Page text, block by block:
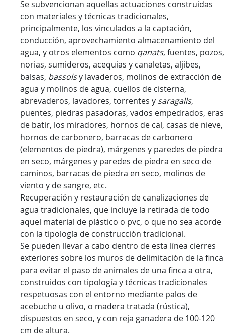
Se subvencionan aquellas actuaciones construidas
con materiales y técnicas tradicionales,
principalmente, los vinculados a la captación,
conducción, aprovechamiento almacenamiento del
agua, y otros elementos como qanats, fuentes, pozos,
norias, sumideros, acequias y canaletas, aljibes,
balsas, bassolsy lavaderos, molinos de extracción de
agua y molinos de agua, cuellos de cisterna,
abrevaderos, lavadores, torrentes y saragalls,
puentes, piedras pasadoras, vados empedrados, eras
de batir, los miradores, hornos de cal, casas de nieve,
hornos de carbonero, barracas de carbonero
(elementos de piedra), márgenes y paredes de piedra
en seco, márgenes y paredes de piedra en seco de
caminos, barracas de piedra en seco, molinos de
viento y de sangre, etc.
Recuperación y restauración de canalizaciones de
agua tradicionales, que incluye la retirada de todo
aquel material de plástico o pvc, o que no sea acorde
con la tipología de construcción tradicional.
Se pueden llevar a cabo dentro de esta línea cierres
exteriores sobre los muros de delimitación de la finca
para evitar el paso de animales de una finca a otra,
construidos con tipología y técnicas tradicionales
respetuosas con el entorno mediante palos de
acebuche u olivo, o madera tratada (rústica),
dispuestos en seco, y con reja ganadera de 100-120
cm de altura.